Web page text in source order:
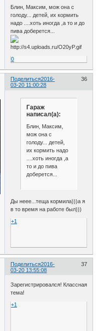
Блин, Максим, мож она с
голоду... детей, их кормить
надо ....хоть иногда ,а то и до
пива доберется...
0
Поделиться 36
2016-
03-20 11:00:28
Гараж
написал(а):
Блин, Максим,
мож она с
голоду... детей,
их кормить надо
....хоть иногда ,а
то и до пива
доберется...
Ды неее...теща кормила)))а я
в то время на работе был)))
+1
Поделиться 37
2016-
03-20 13:55:08
Зарегистрировался! Классная
тема!
+1